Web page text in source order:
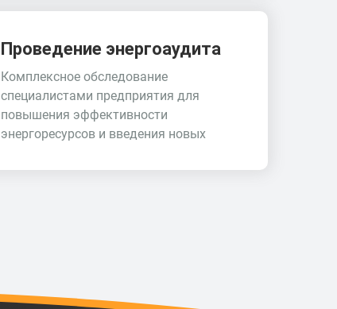
Проведение энергоаудита
Комплексное обследование
специалистами предприятия для
повышения эффективности
энергоресурсов и введения новых